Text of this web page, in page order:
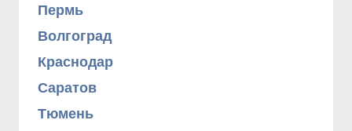
Пермь
Волгоград
Краснодар
Саратов
Тюмень